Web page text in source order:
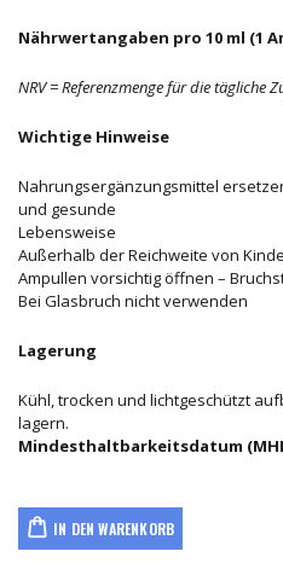
Nährwertangaben pro 10 ml (1
NRV = Referenzmenge für die tägliche
Wichtige Hinweise
Nahrungsergänzungsmittel
und gesunde
Lebensweise
Außerhalb der Reichweite von
Ampullen vorsichtig öffnen –
Bei Glasbruch nicht verwenden
Lagerung
Kühl, trocken und lichtgeschützt
lagern.
Mindesthaltbarkeitsdatum
IN DEN WARENKORB